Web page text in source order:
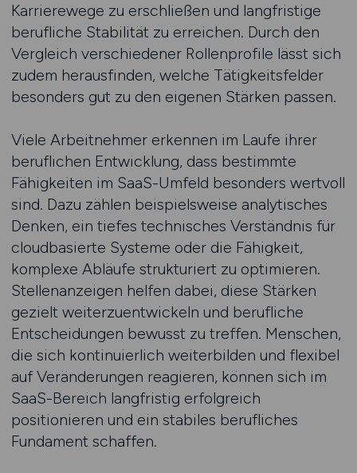
Karrierewege zu erschließen und langfristige
berufliche Stabilität zu erreichen. Durch den
Vergleich verschiedener Rollenprofile lässt sich
zudem herausfinden, welche Tätigkeitsfelder
besonders gut zu den eigenen Stärken passen.
Viele Arbeitnehmer erkennen im Laufe ihrer
beruflichen Entwicklung, dass bestimmte
Fähigkeiten im SaaS-Umfeld besonders wertvoll
sind. Dazu zählen beispielsweise analytisches
Denken, ein tiefes technisches Verständnis für
cloudbasierte Systeme oder die Fähigkeit,
komplexe Abläufe strukturiert zu optimieren.
Stellenanzeigen helfen dabei, diese Stärken
gezielt weiterzuentwickeln und berufliche
Entscheidungen bewusst zu treffen. Menschen,
die sich kontinuierlich weiterbilden und flexibel
auf Veränderungen reagieren, können sich im
SaaS-Bereich langfristig erfolgreich
positionieren und ein stabiles berufliches
Fundament schaffen.